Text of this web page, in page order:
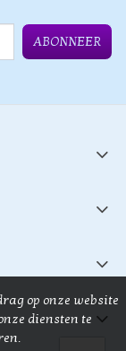
ABONNEER
op onze website
diensten te